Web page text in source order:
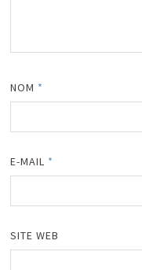
NOM *
E-MAIL *
SITE WEB